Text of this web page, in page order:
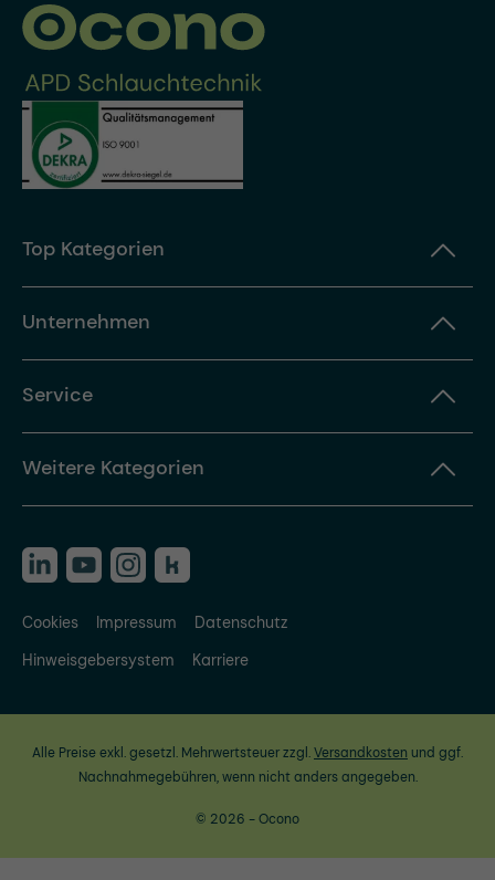
Top Kategorien
Unternehmen
Service
Weitere Kategorien
Cookies Impressum
Datenschutz
Hinweisgebersystem
Karriere
Alle Preise exkl. gesetzl. Mehrwertsteuer zzgl.Versandkosten und ggf.
Nachnahmegebühren, wenn nicht anders angegeben.
© 2026 - Ocono